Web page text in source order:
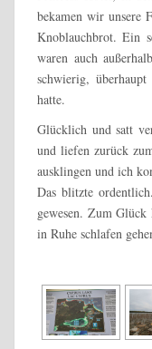
bekamen wir unsere
Knoblauchbrot. Ein
waren auch
schwierig,
hatte.
Glücklich und satt
und liefen zurück
ausklingen und ich
Das blitzte
gewesen. Zum
in Ruhe schlafen